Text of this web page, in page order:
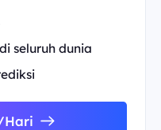
seluruh dunia
Hari